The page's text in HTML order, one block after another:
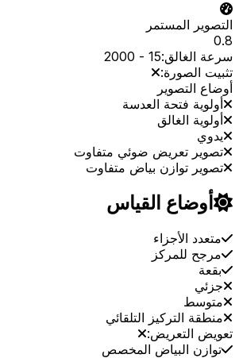
التصوير المستمر
0.8
سرعة الغالق:15
-
2000
تثبيت الصورة:
أوضاع التصوير
أولوية فتحة العدسة
أولوية الغالق
يدوي
تصوير تعريض ضوئي متفاوت
تصوير توازن بياض متفاوت
أوضاع القياس
متعدد الأجزاء
مرجح للمركز
بقعة
جزئي
متوسط
منطقة التركيز التلقائي
تعويض التعريض:
توازن البياض المخصص